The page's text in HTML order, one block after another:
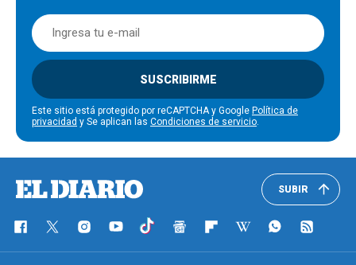
SUSCRIBIRME
Este sitio está protegido por reCAPTCHA y Google Política de
privacidad y Se aplican las Condiciones de servicio.
SUBIR